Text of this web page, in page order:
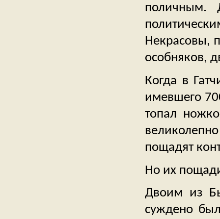
поличным.
Некрасовы,
особняков,
Когда в
имевшего
топал
пощадят
Но их
Двоим из
суждено